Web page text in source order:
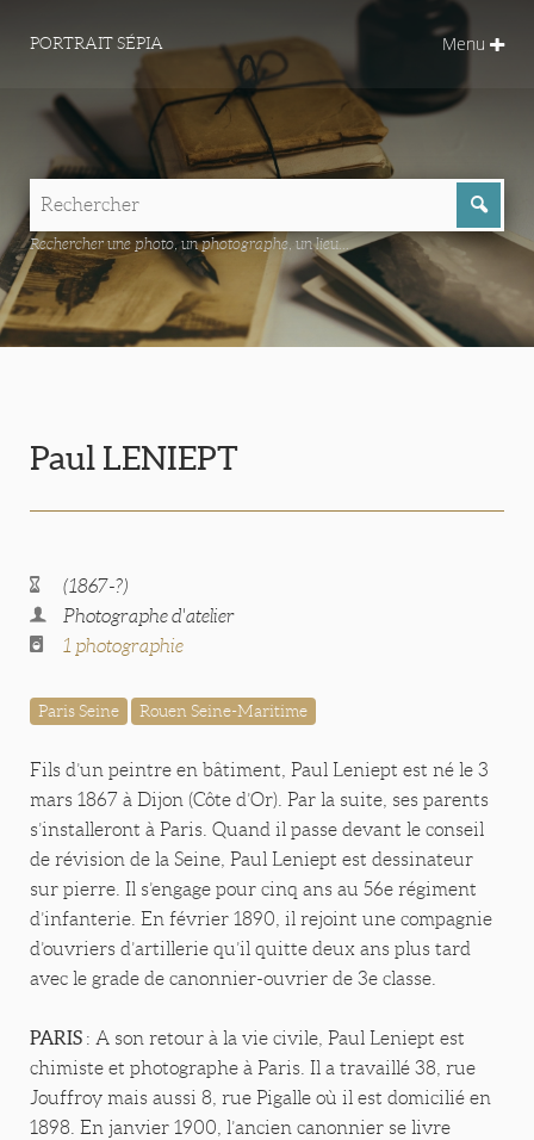
PORTRAIT SÉPIA Menu
Rechercher une photo, un photographe, un lieu...
Paul LENIEPT
(1867-?)
Photographe d'atelier
1 photographie
Paris Seine Rouen Seine-Maritime
Fils d’un peintre en bâtiment, Paul Leniept est né le 3
mars 1867 à Dijon (Côte d’Or). Par la suite, ses parents
s’installeront à Paris. Quand il passe devant le conseil
de révision de la Seine, Paul Leniept est dessinateur
sur pierre. Il s’engage pour cinq ans au 56e régiment
d’infanterie. En février 1890, il rejoint une compagnie
d’ouvriers d’artillerie qu’il quitte deux ans plus tard
avec le grade de canonnier-ouvrier de 3e classe.
PARIS : A son retour à la vie civile, Paul Leniept est
chimiste et photographe à Paris. Il a travaillé 38, rue
Jouffroy mais aussi 8, rue Pigalle où il est domicilié en
1898. En janvier 1900, l’ancien canonnier se livre